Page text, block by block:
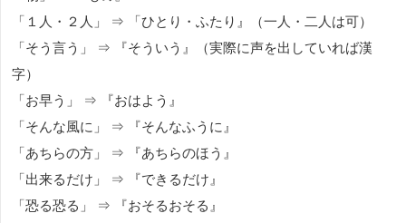
「１人・２人」 ⇒ 「ひとり・ふたり』（一人・二人は可）
「そう言う」 ⇒ 『そういう』（実際に声を出していれば漢
字）
「お早う」 ⇒ 『おはよう』
「そんな風に」 ⇒ 『そんなふうに』
「あちらの方」 ⇒ 『あちらのほう』
「出来るだけ」 ⇒ 『できるだけ』
「恐る恐る」 ⇒ 『おそるおそる』